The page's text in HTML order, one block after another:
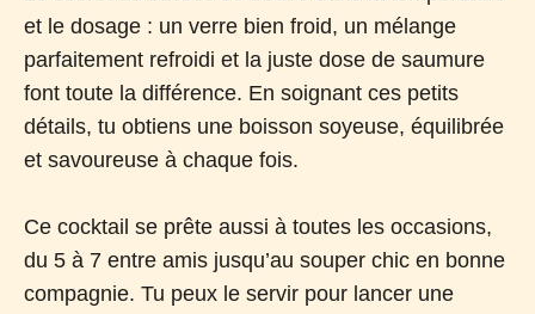
et le dosage : un verre bien froid, un mélange
parfaitement refroidi et la juste dose de saumure
font toute la différence. En soignant ces petits
détails, tu obtiens une boisson soyeuse, équilibrée
et savoureuse à chaque fois.
Ce cocktail se prête aussi à toutes les occasions,
du 5 à 7 entre amis jusqu’au souper chic en bonne
compagnie. Tu peux le servir pour lancer une